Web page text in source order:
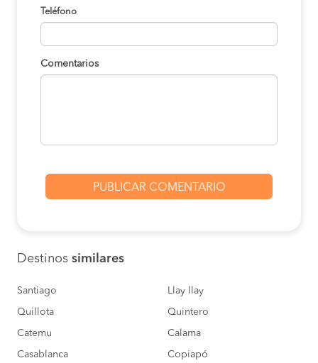
Teléfono
Comentarios
Destinos similares
Santiago Llay llay
Quillota Quintero
Catemu Calama
Casablanca Copiapó